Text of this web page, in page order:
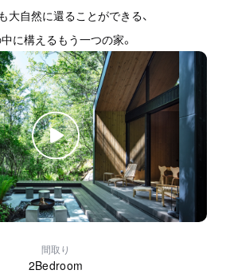
大自然に還ることができる、
に構えるもう一つの家。
映像を再生する
間取り
2Bedroom